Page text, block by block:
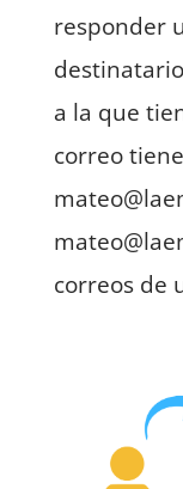
responder
a la que
correo
correos de